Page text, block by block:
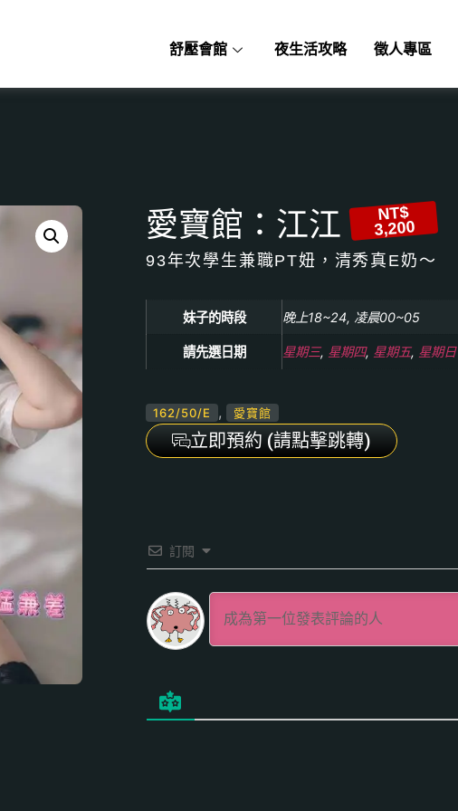
舒壓會館 夜生活攻略 徵人專區
愛寶館：江江 NT$
3,200
93年次學生兼職PT妞，清秀真E奶～
妹子的時段 晚上18~24, 凌晨00~05
請先選日期 星期三, 星期四, 星期五, 星期日
162/50/E , 愛寶館
立即預約 (請點擊跳轉)
訂閱